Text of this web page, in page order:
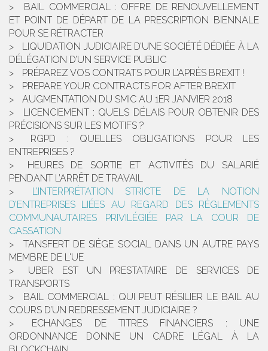
BAIL COMMERCIAL : OFFRE DE RENOUVELLEMENT
ET POINT DE DÉPART DE LA PRESCRIPTION BIENNALE
POUR SE RÉTRACTER
LIQUIDATION JUDICIAIRE D’UNE SOCIÉTÉ DÉDIÉE À LA
DÉLÉGATION D’UN SERVICE PUBLIC
PRÉPAREZ VOS CONTRATS POUR L’APRÈS BREXIT !
PREPARE YOUR CONTRACTS FOR AFTER BREXIT
AUGMENTATION DU SMIC AU 1ER JANVIER 2018
LICENCIEMENT : QUELS DÉLAIS POUR OBTENIR DES
PRÉCISIONS SUR LES MOTIFS ?
RGPD : QUELLES OBLIGATIONS POUR LES
ENTREPRISES ?
HEURES DE SORTIE ET ACTIVITÉS DU SALARIÉ
PENDANT L’ARRÊT DE TRAVAIL
L’INTERPRÉTATION STRICTE DE LA NOTION
D’ENTREPRISES LIÉES AU REGARD DES RÈGLEMENTS
COMMUNAUTAIRES PRIVILÉGIÉE PAR LA COUR DE
CASSATION
TANSFERT DE SIÈGE SOCIAL DANS UN AUTRE PAYS
MEMBRE DE L'UE
UBER EST UN PRESTATAIRE DE SERVICES DE
TRANSPORTS
BAIL COMMERCIAL : QUI PEUT RÉSILIER LE BAIL AU
COURS D’UN REDRESSEMENT JUDICIAIRE ?
ECHANGES DE TITRES FINANCIERS : UNE
ORDONNANCE DONNE UN CADRE LÉGAL À LA